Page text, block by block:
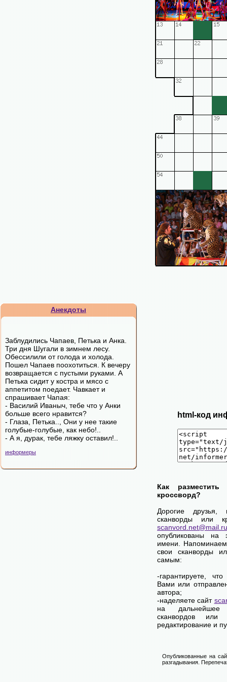
Анекдоты
Заблудились Чапаев, Петька и Анка.
Три дня Шугали в зимнем лесу.
Обессилили от голода и холода.
Пошел Чапаев поохотиться. К вечеру
возвращается с пустыми руками. А
Петька сидит у костра и мясо с
аппетитом поедает. Чавкает и
спрашивает Чапая:
- Василий Иваныч, тебе что у Анки
больше всего нравится?
- Глаза, Петька.., Они у нее такие
голубые-голубые, как небо!..
- А я, дурак, тебе ляжку оставил!..
информеры
html-код
Как
кроссворд?
Дорогие друзья,
сканворды или
scanvord.net@mail.ru
опубликованы на
имени.
свои сканворды
самым:
-гарантируете,
Вами или
автора;
-наделяете сайт
на дальнейшее
сканвордов или
редактирование и
Опубликованные на
разгадывания.